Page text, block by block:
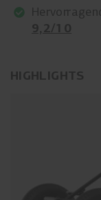
HIGHLIGHTS
9,2/10